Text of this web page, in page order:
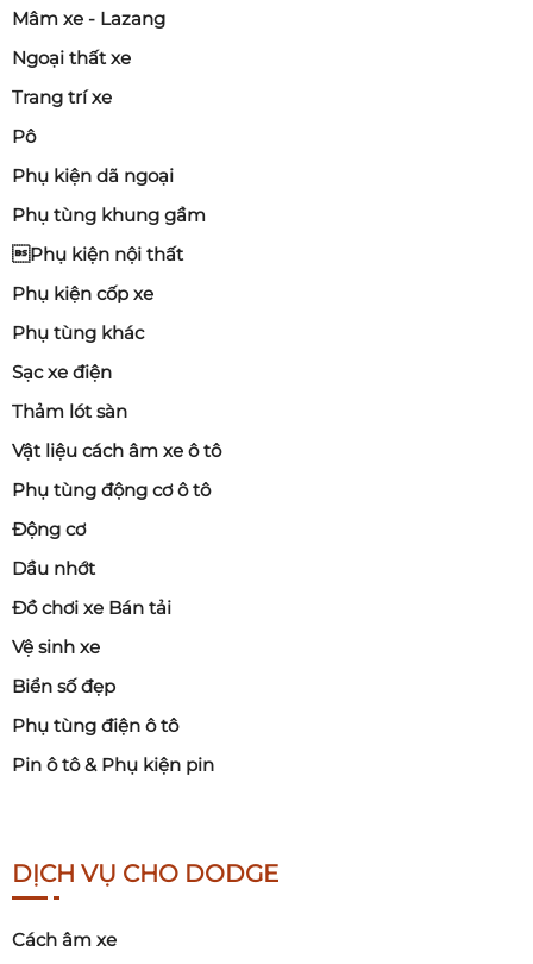
Mâm xe - Lazang
Ngoại thất xe
Trang trí xe
Pô
Phụ kiện dã ngoại
Phụ tùng khung gầm
Phụ kiện nội thất
Phụ kiện cốp xe
Phụ tùng khác
Sạc xe điện
Thảm lót sàn
Vật liệu cách âm xe ô tô
Phụ tùng động cơ ô tô
Động cơ
Dầu nhớt
Đồ chơi xe Bán tải
Vệ sinh xe
Biển số đẹp
Phụ tùng điện ô tô
Pin ô tô & Phụ kiện pin
DỊCH VỤ CHO DODGE
Cách âm xe